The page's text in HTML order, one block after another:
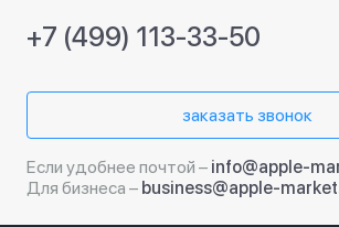
+7 (499) 113-33-50
заказать звонок
Если удобнее почтой – info@apple-
Для бизнеса – business@apple-